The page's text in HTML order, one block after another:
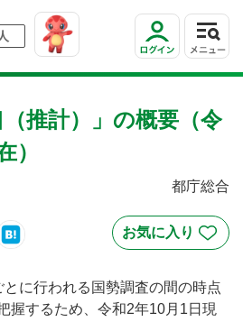
（推計）」の概要（令
）
都庁総合
に行われる国勢調査の間の時点
握するため、令和2年10月1日現